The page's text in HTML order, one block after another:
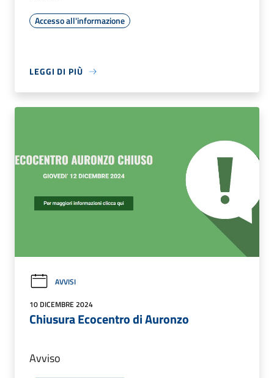
Accesso all'informazione
LEGGI DI PIÙ
AVVISI
10 DICEMBRE 2024
Chiusura Ecocentro di Auronzo
Avviso